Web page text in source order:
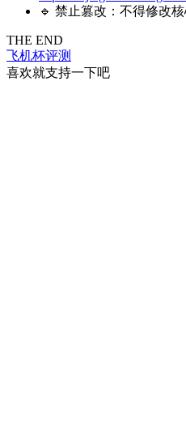
🔹 禁止篡改：不得修改
THE END
飞机杯评测
喜欢就支持一下吧